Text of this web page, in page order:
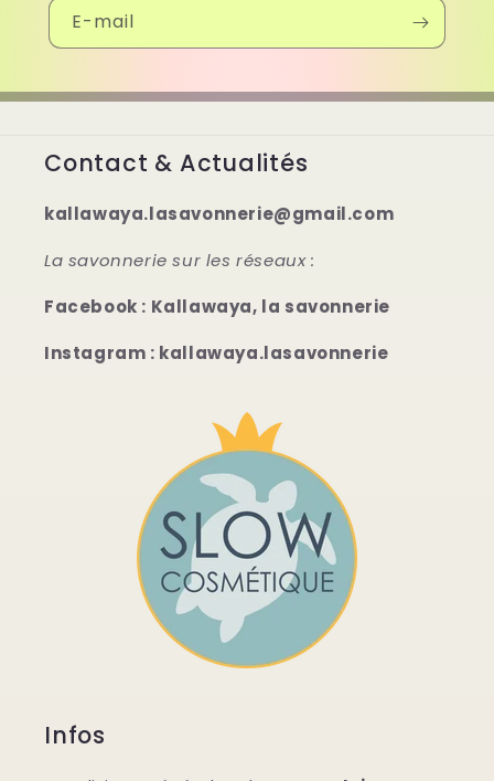
E-mail
Contact & Actualités
kallawaya.lasavonnerie@gmail.com
La savonnerie sur les réseaux :
Facebook : Kallawaya, la savonnerie
Instagram : kallawaya.lasavonnerie
Infos